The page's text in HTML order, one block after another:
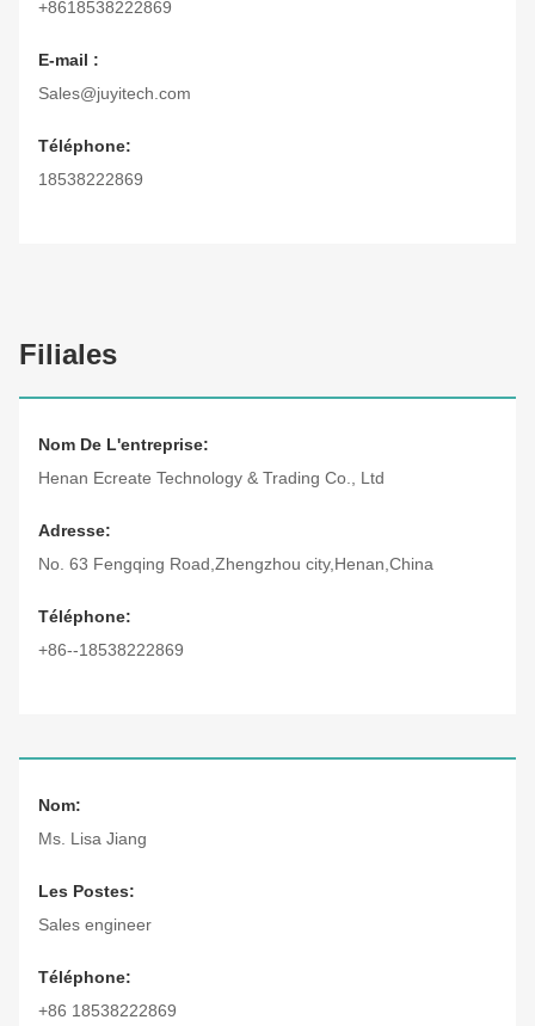
+8618538222869
E-mail :
Sales@juyitech.com
Téléphone:
18538222869
Filiales
Nom De L'entreprise:
Henan Ecreate Technology & Trading Co., Ltd
Adresse:
No. 63 Fengqing Road,Zhengzhou city,Henan,China
Téléphone:
+86--18538222869
Nom:
Ms. Lisa Jiang
Les Postes:
Sales engineer
Téléphone:
+86 18538222869